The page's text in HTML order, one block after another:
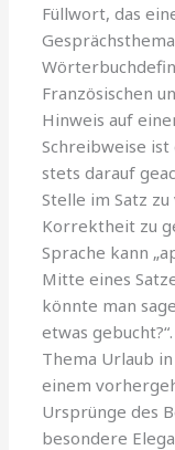
Füllwort, das
Französischen
Hinweis auf
Schreibweise
stets darauf
Stelle im Satz
Korrektheit zu
Sprache kann
Mitte eines
könnte man
etwas
Thema Urlaub
einem
Ursprünge des
besondere